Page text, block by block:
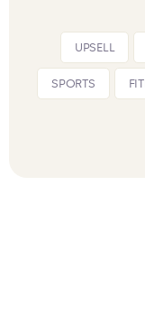
UPSELL
SPORTS